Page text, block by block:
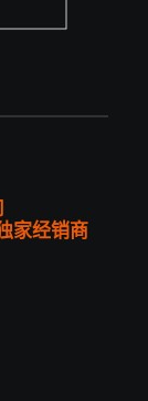
家经销商